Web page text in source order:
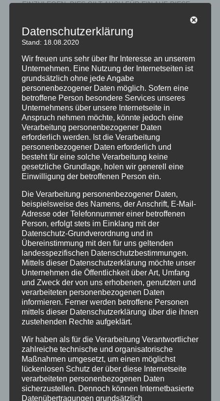
EINZULEGEN; DIES GILT AUCH FÜR EIN AUF DIESE
JEWEILIGE RECHTSGRUNDLAGE, AUF DENEN EINE
VERARBEITUNG BERUHT, ENTNEHMEN SIE DIESER
WIDERSPRUCH EINLEGEN, WERDEN WIR IHRE
BETROFFENEN PERSONENBEZOGENEN DATEN
NICHT MEHR VERARBEITEN, ES SEI DENN, WIR
KÖNNEN ZWINGENDE SCHUTZWÜRDIGE GRÜNDE
FÜR DIE VERARBEITUNG NACHWEISEN, DIE IHRE
INTERESSEN, RECHTE UND FREIHEITEN
ÜBERWIEGEN ODER DIE VERARBEITUNG DIENT DER
GELTENDMACHUNG, AUSÜBUNG ODER
VERTEIDIGUNG VON RECHTSANSPRÜCHEN
(WIDERSPRUCH NACH ART. 21 ABS. 1 DSGVO).
WERDEN IHRE PERSONENBEZOGENEN DATEN
VERARBEITET, UM DIREKTWERBUNG ZU
BETREIBEN, SO HABEN SIE DAS RECHT, JEDERZEIT
WIDERSPRUCH GEGEN DIE VERARBEITUNG SIE
BETREFFENDER PERSONENBEZOGENER DATEN
ZUM ZWECKE DERARTIGER WERBUNG
EINZULEGEN; DIES GILT AUCH FÜR DAS PROFILING,
SOWEIT ES MIT SOLCHER DIREKTWERBUNG IN
VERBINDUNG STEHT. WENN SIE WIDERSPRECHEN,
WERDEN IHRE PERSONENBEZOGENEN DATEN
ANSCHLIESSEND NICHT MEHR ZUM ZWECKE DER
DIREKTWERBUNG VERWENDET (WIDERSPRUCH
NACH ART. 21 ABS. 2 DSGVO).
Beschwerde­recht bei der
zuständigen Aufsichts­behörde
Im Falle von Verstößen gegen die DSGVO steht den
Betroffenen ein Beschwerderecht bei einer
Aufsichtsbehörde, insbesondere in dem Mitgliedstaat
ihres gewöhnlichen Aufenthalts, ihres Arbeitsplatzes
Datenschutzerklärung
Stand: 18.08.2020
Wir freuen uns sehr über Ihr Interesse an unserem
Unternehmen. Eine Nutzung der Internetseiten ist
grundsätzlich ohne jede Angabe
personenbezogener Daten möglich. Sofern eine
betroffene Person besondere Services unseres
Unternehmens über unsere Internetseite in
Anspruch nehmen möchte, könnte jedoch eine
Verarbeitung personenbezogener Daten
erforderlich werden. Ist die Verarbeitung
personenbezogener Daten erforderlich und
besteht für eine solche Verarbeitung keine
gesetzliche Grundlage, holen wir generell eine
Einwilligung der betroffenen Person ein.
Die Verarbeitung personenbezogener Daten,
beispielsweise des Namens, der Anschrift, E-Mail-
Adresse oder Telefonnummer einer betroffenen
Person, erfolgt stets im Einklang mit der
Datenschutz-Grundverordnung und in
Übereinstimmung mit den für uns geltenden
landesspezifischen Datenschutzbestimmungen.
Mittels dieser Datenschutzerklärung möchte unser
Unternehmen die Öffentlichkeit über Art, Umfang
und Zweck der von uns erhobenen, genutzten und
verarbeiteten personenbezogenen Daten
informieren. Ferner werden betroffene Personen
mittels dieser Datenschutzerklärung über die ihnen
zustehenden Rechte aufgeklärt.
Wir haben als für die Verarbeitung Verantwortlicher
zahlreiche technische und organisatorische
Maßnahmen umgesetzt, um einen möglichst
lückenlosen Schutz der über diese Internetseite
verarbeiteten personenbezogenen Daten
sicherzustellen. Dennoch können Internetbasierte
Datenübertragungen grundsätzlich